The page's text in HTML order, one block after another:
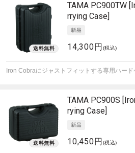
TAMA PC900TW
rrying Case]
14,300円 (税込)
Iron Cobraにジャストフィットする専用ハード
TAMA PC900S
rying Case]
10,450円 (税込)